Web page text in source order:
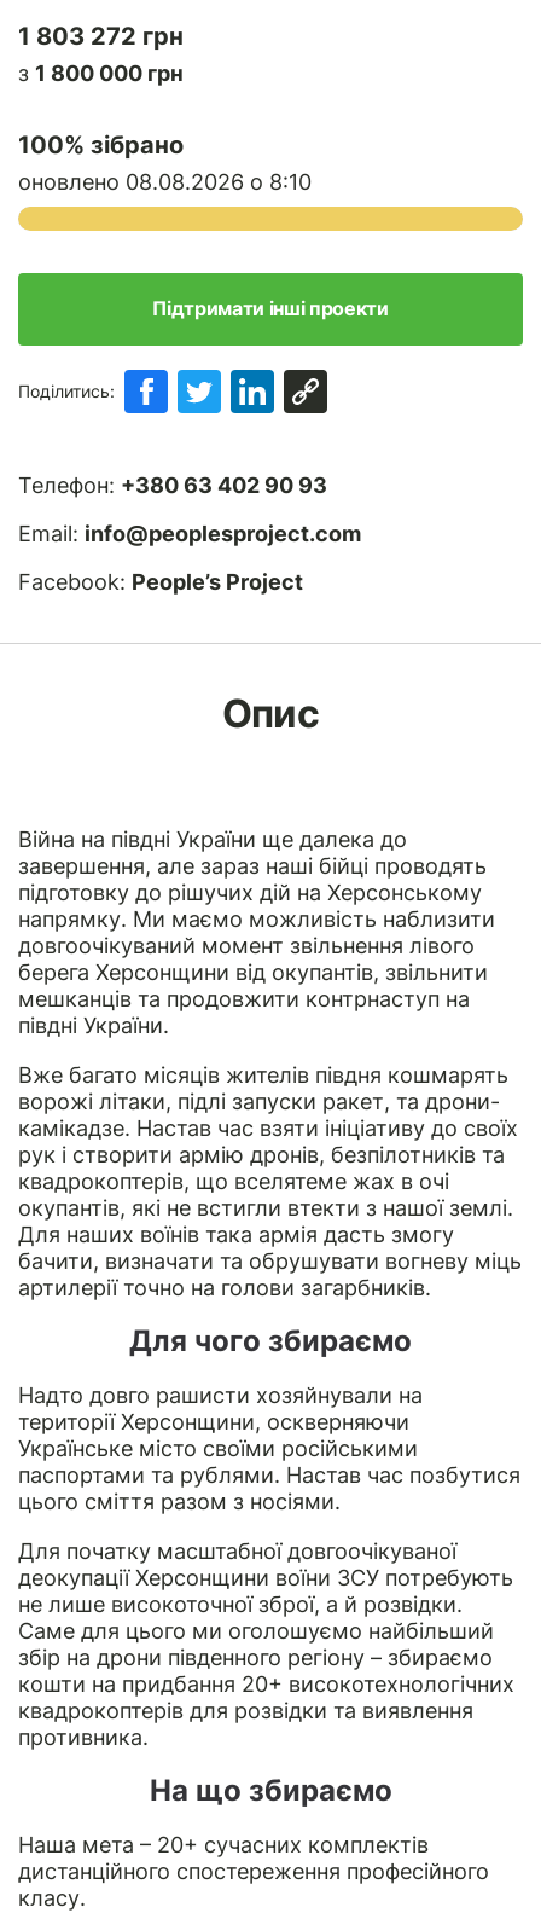
1 803 272 грн
з 1 800 000 грн
100% зібрано
оновлено 08.08.2026 о 8:10
Підтримати інші проекти
Поділитись:
Телефон: +380 63 402 90 93
Email: info@peoplesproject.com
Facebook: People’s Project
Опис
Війна на півдні України ще далека до
завершення, але зараз наші бійці проводять
підготовку до рішучих дій на Херсонському
напрямку. Ми маємо можливість наблизити
довгоочікуваний момент звільнення лівого
берега Херсонщини від окупантів, звільнити
мешканців та продовжити контрнаступ на
півдні України.
Вже багато місяців жителів півдня кошмарять
ворожі літаки, підлі запуски ракет, та дрони-
камікадзе. Настав час взяти ініціативу до своїх
рук і створити армію дронів, безпілотників та
квадрокоптерів, що вселятеме жах в очі
окупантів, які не встигли втекти з нашої землі.
Для наших воїнів така армія дасть змогу
бачити, визначати та обрушувати вогневу міць
артилерії точно на голови загарбників.
Для чого збираємо
Надто довго рашисти хозяйнували на
території Херсонщини, оскверняючи
Українське місто своїми російськими
паспортами та рублями. Настав час позбутися
цього сміття разом з носіями.
Для початку масштабної довгоочікуваної
деокупації Херсонщини воїни ЗСУ потребують
не лише високоточної зброї, а й розвідки.
Саме для цього ми оголошуємо найбільший
збір на дрони південного регіону – збираємо
кошти на придбання 20+ високотехнологічних
квадрокоптерів для розвідки та виявлення
противника.
На що збираємо
Наша мета – 20+ сучасних комплектів
дистанційного спостереження професійного
класу.